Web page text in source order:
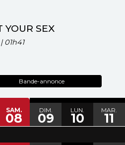
YOUR SEX
01h41
Bande-annonce
SAM.
08
DIM.
09
LUN.
10
MAR.
11